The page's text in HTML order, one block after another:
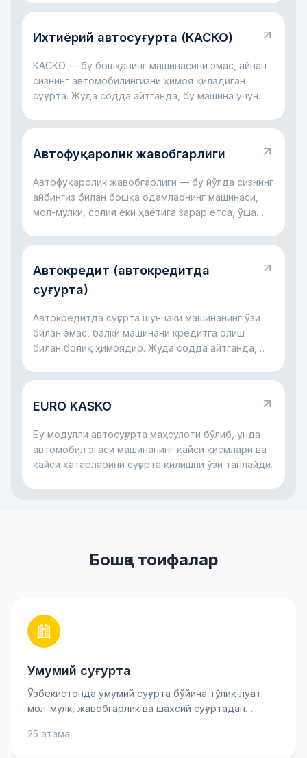
Ихтиёрий автосуғурта (КАСКО)
КАСКО — бу бошқанинг машинасини эмас, айнан
сизнинг автомобилингизни ҳимоя қиладиган
суғурта. Жуда содда айтганда, бу машина учун
синса, автотураргоҳда шикаст етса, дарахт
харажатларнинг бир қисмини суғурта компанияси
КАСКО сизни катта автомобил харажатлари
билан ёлғиз қолдирмасликка ёрдам беради.
Автофуқаролик жавобгарлиги
Автофуқаролик жавобгарлиги — бу йўлда сизнинг
айбингиз билан бошқа одамларнинг машинаси,
мол-мулки, соғлиғи ёки ҳаётига зарар етса, ўша
содда айтганда, бу рулда қилинган хато
қоидадир. Асосий фикр оддий: бу жавобгарлик
жабрланувчи компенсациясиз қолмаслиги,
кўтармаслиги учун керак.
Автокредит (автокредитда
суғурта)
Автокредитда суғурта шунчаки машинанинг ўзи
билан эмас, балки машинани кредитга олиш
билан боғлиқ ҳимоядир. Жуда содда айтганда,
тўловлар жараёни ҳам ҳимояланган бўлишини
кўпинча суғурта ҳам бўлади: у машина билан
олувчи учун хатарни камайтиришга ёрдам
беради.
EURO KASKO
Бу модулли автосуғурта маҳсулоти бўлиб, унда
автомобил эгаси машинанинг қайси қисмлари ва
қайси хатарларини суғурта қилишни ўзи танлайди.
Бошқа тоифалар
Умумий суғурта
Ўзбекистонда умумий суғурта бўйича тўлиқ луғат:
мол-мулк, жавобгарлик ва шахсий суғуртадан
мукофоти, франшиза ва товон пули каби муҳим
25 атама